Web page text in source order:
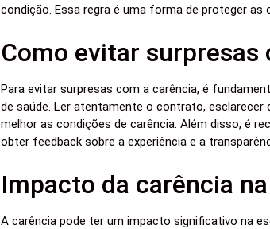
condição. Essa regra é uma forma de proteger
Como evitar surpresas
Para evitar surpresas com a carência, é
de saúde. Ler atentamente o contrato, esclarecer
melhor as condições de carência. Além disso, é
obter feedback sobre a experiência e a
Impacto da carência
A carência pode ter um impacto significativo na